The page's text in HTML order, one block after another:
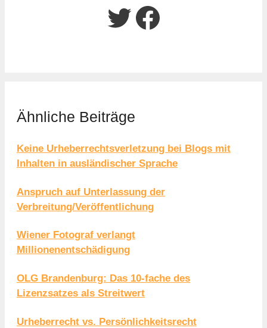
Twitter
Facebook
Ähnliche Beiträge
Keine Urheberrechtsverletzung bei Blogs mit
Inhalten in ausländischer Sprache
Anspruch auf Unterlassung der
Verbreitung/Veröffentlichung
Wiener Fotograf verlangt
Millionenentschädigung
OLG Brandenburg: Das 10-fache des
Lizenzsatzes als Streitwert
Urheberrecht vs. Persönlichkeitsrecht